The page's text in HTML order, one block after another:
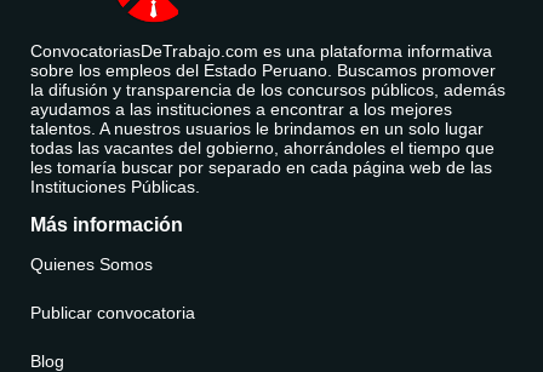
ConvocatoriasDeTrabajo.com es una plataforma informativa
sobre los empleos del Estado Peruano. Buscamos promover
la difusión y transparencia de los concursos públicos, además
ayudamos a las instituciones a encontrar a los mejores
talentos. A nuestros usuarios le brindamos en un solo lugar
todas las vacantes del gobierno, ahorrándoles el tiempo que
les tomaría buscar por separado en cada página web de las
Instituciones Públicas.
Más información
Quienes Somos
Publicar convocatoria
Blog